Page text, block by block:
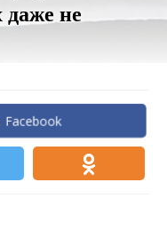
не
Facebook